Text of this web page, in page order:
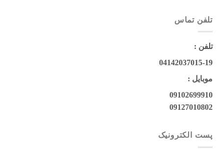
تلفن تماس
تلفن :
04142037015-19
موبایل :
09102699910
09127010802
پست الکترونیک